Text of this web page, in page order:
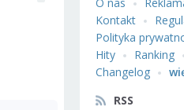
Kontakt
Polityka
Hity
Ranking
Changelog
RSS